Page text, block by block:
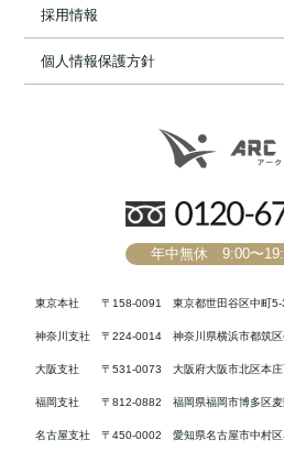
採用情報
個人情報保護方針
年中無休 9:00〜
東京本社 〒158-0091 東京都世田谷区中町5-
神奈川支社 〒224-0014 神奈川県横浜市都筑区
大阪支社 〒531-0073 大阪府大阪市北区本
福岡支社 〒812-0882 福岡県福岡市博多区
名古屋支社 〒450-0002 愛知県名古屋市中村